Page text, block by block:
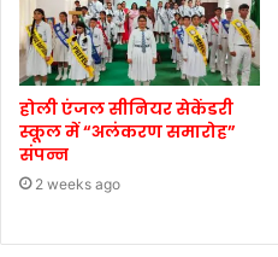
होली एंजल सीनियर सेकेंडरी
स्कूल में “अलंकरण समारोह”
संपन्न
2 weeks ago